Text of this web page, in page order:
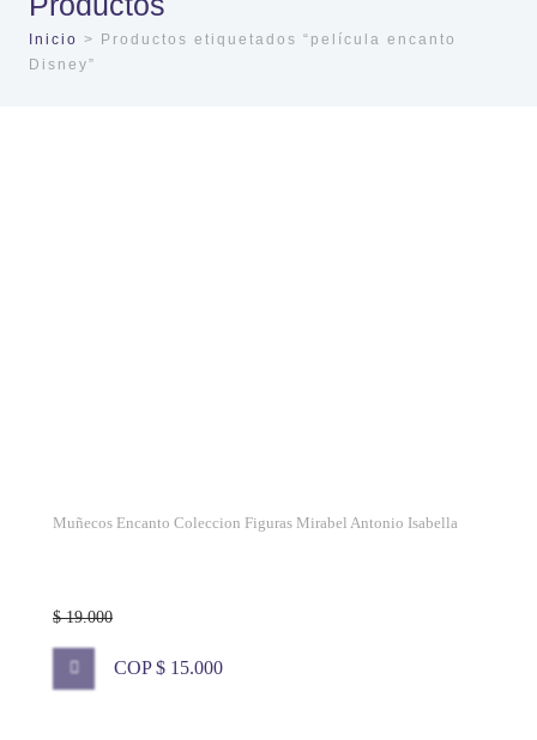
Inicio > Productos etiquetados “película encanto
Disney”
Muñecos Encanto Coleccion Figuras Mirabel Antonio Isabella
$ 19.000
COP $ 15.000